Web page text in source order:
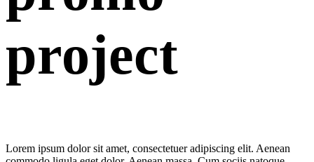
project
Lorem ipsum dolor sit amet, consectetuer adipiscing elit. Aenean